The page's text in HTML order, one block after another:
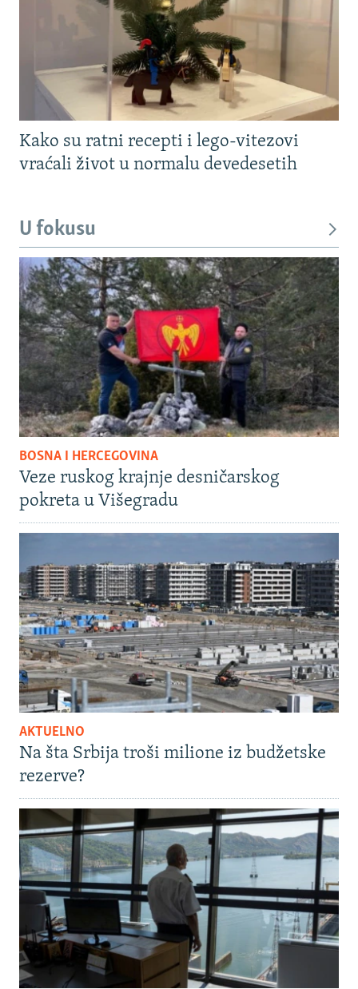
Kako su ratni recepti i lego-vitezovi
vraćali život u normalu devedesetih
U fokusu
BOSNA I HERCEGOVINA
Veze ruskog krajnje desničarskog
pokreta u Višegradu
AKTUELNO
Na šta Srbija troši milione iz budžetske
rezerve?